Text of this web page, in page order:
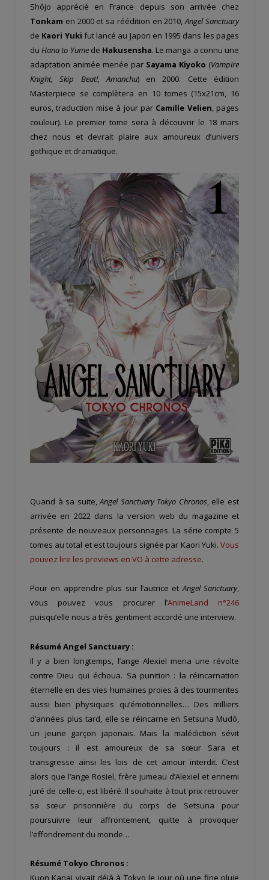
Shôjo apprécié en France depuis son arrivée chez
Tonkam en 2000 et sa réédition en 2010,Angel Sanctuary
de Kaori Yuki fut lancé au Japon en 1995 dans les pages
duHana to Yumede Hakusensha. Le manga a connu une
adaptation animée menée par Sayama Kiyoko (Vampire
Knight, Skip Beat!, Amanchu) en 2000. Cette édition
Masterpiece se complètera en 10 tomes (15x21cm, 16
euros, traduction mise à jour par Camille Velien, pages
couleur). Le premier tome sera à découvrir le 18 mars
chez nous et devrait plaire aux amoureux d’univers
gothique et dramatique.
Quand à sa suite,Angel Sanctuary Tokyo Chronos, elle est
arrivée en 2022 dans la version web du magazine et
présente de nouveaux personnages. La série compte 5
tomes au total et est toujours signée par Kaori Yuki. Vous
pouvez lire les previews en VO à cette adresse.
Pour en apprendre plus sur l’autrice etAngel Sanctuary,
vous pouvez vous procurer l’AnimeLand n°246
puisqu’elle nous a très gentiment accordé une interview.
Résumé Angel Sanctuary :
Il y a bien longtemps, l’ange Alexiel mena une révolte
contre Dieu qui échoua. Sa punition : la réincarnation
éternelle en des vies humaines proies à des tourmentes
aussi bien physiques qu’émotionnelles… Des milliers
d’années plus tard, elle se réincarne en Setsuna Mudô,
un jeune garçon japonais. Mais la malédiction sévit
toujours : il est amoureux de sa sœur Sara et
transgresse ainsi les lois de cet amour interdit. C’est
alors que l’ange Rosiel, frère jumeau d’Alexiel et ennemi
juré de celle-ci, est libéré. Il souhaite à tout prix retrouver
sa sœur prisonnière du corps de Setsuna pour
poursuivre leur affrontement, quitte à provoquer
l’effondrement du monde…
Résumé Tokyo Chronos :
Kuon Kanai vivait déjà à Tokyo le jour où une fine pluie